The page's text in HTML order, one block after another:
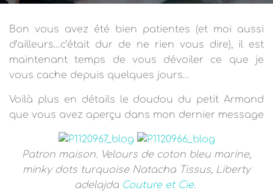
A
T
O
Bon vous avez été bien patientes (et moi aussi
d’ailleurs…c’était dur de ne rien vous dire), il est
maintenant temps de vous dévoiler ce que je
vous cache depuis quelques jours…
Voilà plus en détails le doudou du petit Armand
que vous avez aperçu dans mon dernier message
Patron maison. Velours de coton bleu marine,
minky dots turquoise Natacha Tissus, Liberty
adelajda Couture et Cie.